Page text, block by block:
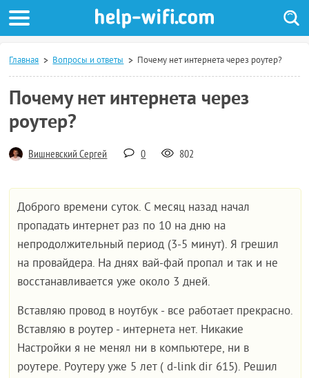
Главная Вопросы и ответы Почему нет интернета через роутер?
Почему нет интернета через
роутер?
Вишневский Сергей 0 802
Доброго времени суток. С месяц назад начал
пропадать интернет раз по 10 на дню на
непродолжительный период (3-5 минут). Я грешил
на провайдера. На днях вай-фай пропал и так и не
восстанавливается уже около 3 дней.
Вставляю провод в ноутбук - все работает прекрасно.
Вставляю в роутер - интернета нет. Никакие
Настройки я не менял ни в компьютере, ни в
роутере. Роутеру уже 5 лет ( d-link dir 615). Решил